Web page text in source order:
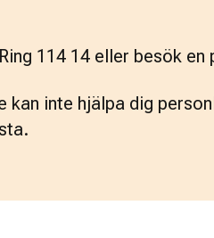
114 14 eller besök
kan inte hjälpa dig